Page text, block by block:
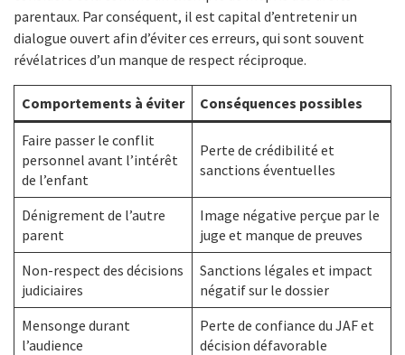
parentaux. Par conséquent, il est capital d’entretenir un
dialogue ouvert afin d’éviter ces erreurs, qui sont souvent
révélatrices d’un manque de respect réciproque.
Comportements à éviter Conséquences possibles
Faire passer le conflit
personnel avant l’intérêt
de l’enfant
Perte de crédibilité et
sanctions éventuelles
Dénigrement de l’autre
parent
Image négative perçue par le
juge et manque de preuves
Non-respect des décisions
judiciaires
Sanctions légales et impact
négatif sur le dossier
Mensonge durant
l’audience
Perte de confiance du JAF et
décision défavorable